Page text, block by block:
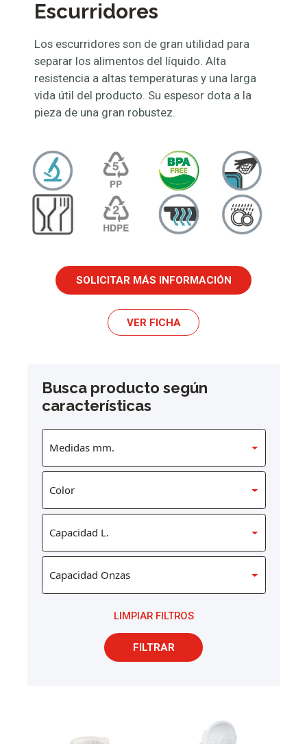
Escurridores
Los escurridores son de gran utilidad para
separar los alimentos del líquido. Alta
resistencia a altas temperaturas y una larga
vida útil del producto. Su espesor dota a la
pieza de una gran robustez.
SOLICITAR MÁS INFORMACIÓN
VER FICHA
Busca producto según
características
LIMPIAR FILTROS
FILTRAR